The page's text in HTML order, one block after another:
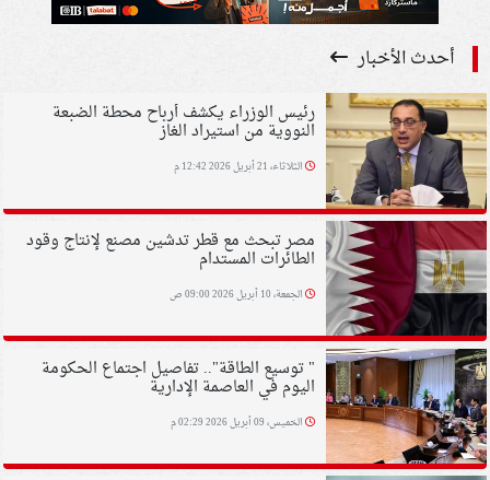
أحدث الأخبار
رئيس الوزراء يكشف أرباح محطة الضبعة
النووية من استيراد الغاز
الثلاثاء، 21 أبريل 2026 12:42 م
مصر تبحث مع قطر تدشين مصنع لإنتاج وقود
الطائرات المستدام
الجمعة، 10 أبريل 2026 09:00 ص
" توسيع الطاقة".. تفاصيل اجتماع الحكومة
اليوم في العاصمة الإدارية
الخميس، 09 أبريل 2026 02:29 م